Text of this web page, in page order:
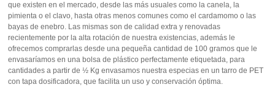
que existen en el mercado, desde las más usuales como la canela, la
pimienta o el clavo, hasta otras menos comunes como el cardamomo o las
bayas de enebro. Las mismas son de calidad extra y renovadas
recientemente por la alta rotación de nuestra existencias, además le
ofrecemos comprarlas desde una pequeña cantidad de 100 gramos que le
envasaríamos en una bolsa de plástico perfectamente etiquetada, para
cantidades a partir de ½ Kg envasamos nuestra especias en un tarro de PET
con tapa dosificadora, que facilita un uso y conservación óptima.